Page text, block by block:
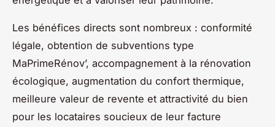
Les bénéfices directs sont nombreux : conformité
légale, obtention de subventions type
MaPrimeRénov’, accompagnement à la rénovation
écologique, augmentation du confort thermique,
meilleure valeur de revente et attractivité du bien
pour les locataires soucieux de leur facture